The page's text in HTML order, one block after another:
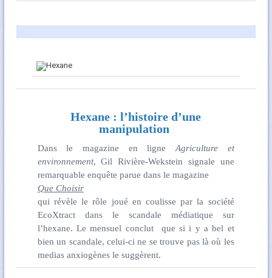
Hexane : l’histoire d’une
manipulation
Dans le magazine en ligneAgriculture et
environnement, Gil Rivière-Wekstein signale une
remarquable enquête parue dans le magazine
Que Choisir
qui révèle le rôle joué en coulisse par la société
EcoXtract dans le scandale médiatique sur
l’hexane. Le mensuel conclut que si i y a bel et
bien un scandale, celui-ci ne se trouve pas là où les
medias anxiogènes le suggèrent.